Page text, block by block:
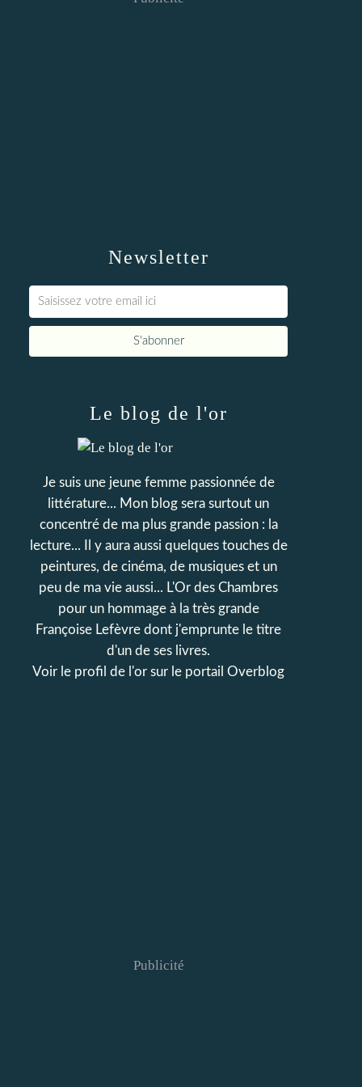
Newsletter
Le blog de l'or
Je suis une jeune femme passionnée de
littérature... Mon blog sera surtout un
concentré de ma plus grande passion : la
lecture... Il y aura aussi quelques touches de
peintures, de cinéma, de musiques et un
peu de ma vie aussi... L'Or des Chambres
pour un hommage à la très grande
Françoise Lefèvre dont j'emprunte le titre
d'un de ses livres.
Voir le profil de l'or sur le portail Overblog
Publicité